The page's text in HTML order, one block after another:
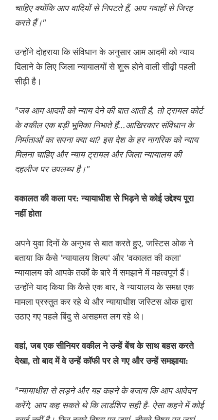
चाहिए क्योंकि आप वादियों से निपटते हैं, आप गवाहों से जिरह
करते हैं।"
उन्होंने दोहराया कि संविधान के अनुसार आम आदमी को न्याय
दिलाने के लिए जिला न्यायालयों से शुरू होने वाली सीढ़ी पहली
सीढ़ी है।
"जब आम आदमी को न्याय देने की बात आती है, तो ट्रायल कोर्ट
के वकील एक बड़ी भूमिका निभाते हैं...आखिरकार संविधान के
निर्माताओं का सपना क्या था? इस देश के हर नागरिक को न्याय
मिलना चाहिए और न्याय ट्रायल और जिला न्यायालय की
दहलीज पर उपलब्ध है।"
वकालत की कला पर: न्यायाधीश से भिड़ने से कोई उद्देश्य पूरा
नहीं होता
अपने युवा दिनों के अनुभव से बात करते हुए, जस्टिस ओक ने
बताया कि कैसे 'न्यायालय शिल्प' और 'वकालत की कला'
न्यायालय को आपके तर्कों के बारे में समझाने में महत्वपूर्ण हैं।
उन्होंने याद किया कि कैसे एक बार, वे न्यायालय के समक्ष एक
मामला प्रस्तुत कर रहे थे और न्यायाधीश जस्टिस ओक द्वारा
उठाए गए पहले बिंदु से असहमत लग रहे थे।
वहां, जब एक सीनियर वकील ने उन्हें बेंच के साथ बहस करते
देखा, तो बाद में वे उन्हें कॉफी पर ले गए और उन्हें समझाया:
"न्यायाधीश से लड़ने और यह कहने के बजाय कि आप आवेदन
करेंगे, आप कह सकते थे कि लार्डशिप सही है- ऐसा कहने में कोई